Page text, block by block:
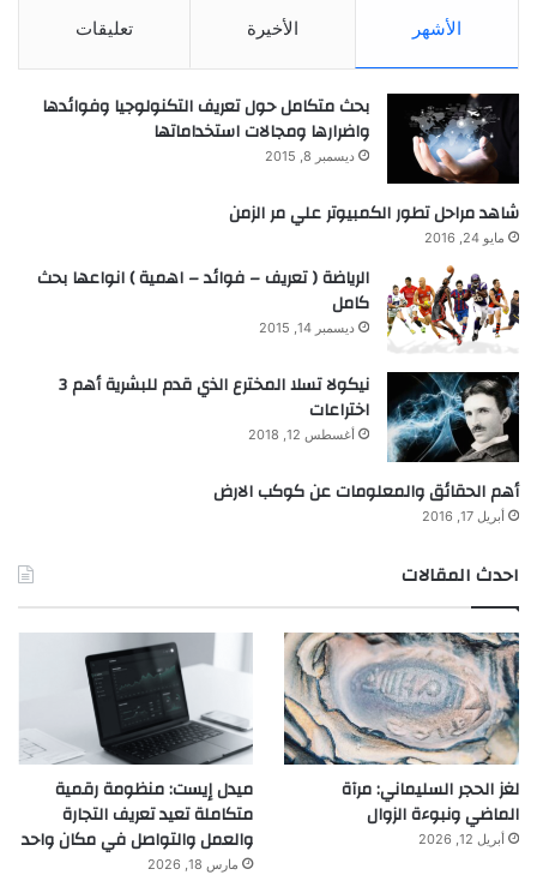
الأشهر الأخيرة تعليقات
بحث متكامل حول تعريف التكنولوجيا وفوائدها
واضرارها ومجالات استخداماتها
ديسمبر 8, 2015
شاهد مراحل تطور الكمبيوتر علي مر الزمن
مايو 24, 2016
الرياضة ( تعريف – فوائد – اهمية ) انواعها بحث
كامل
ديسمبر 14, 2015
نيكولا تسلا المخترع الذي قدم للبشرية أهم 3
اختراعات
أغسطس 12, 2018
أهم الحقائق والمعلومات عن كوكب الارض
أبريل 17, 2016
احدث المقالات
لغز الحجر السليماني: مرآة
الماضي ونبوءة الزوال
أبريل 12, 2026
ميدل إيست: منظومة رقمية
متكاملة تعيد تعريف التجارة
والعمل والتواصل في مكان واحد
مارس 18, 2026